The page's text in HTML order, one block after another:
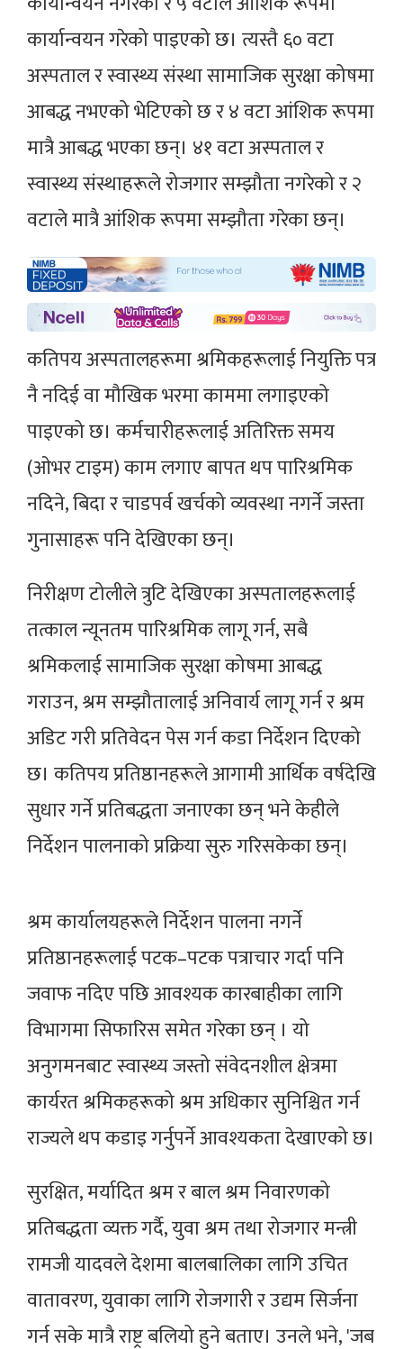
कार्यान्वयन गरेको पाइएको छ। त्यस्तै ६० वटा
अस्पताल र स्वास्थ्य संस्था सामाजिक सुरक्षा कोषमा
आबद्ध नभएको भेटिएको छ र ४ वटा आंशिक रूपमा
मात्रै आबद्ध भएका छन्। ४१ वटा अस्पताल र
स्वास्थ्य संस्थाहरूले रोजगार सम्झौता नगरेको र २
वटाले मात्रै आंशिक रूपमा सम्झौता गरेका छन्।
कतिपय अस्पतालहरूमा श्रमिकहरूलाई नियुक्ति पत्र
नै नदिई वा मौखिक भरमा काममा लगाइएको
पाइएको छ। कर्मचारीहरूलाई अतिरिक्त समय
(ओभर टाइम) काम लगाए बापत थप पारिश्रमिक
नदिने, बिदा र चाडपर्व खर्चको व्यवस्था नगर्ने जस्ता
गुनासाहरू पनि देखिएका छन्।
निरीक्षण टोलीले त्रुटि देखिएका अस्पतालहरूलाई
तत्काल न्यूनतम पारिश्रमिक लागू गर्न, सबै
श्रमिकलाई सामाजिक सुरक्षा कोषमा आबद्ध
गराउन, श्रम सम्झौतालाई अनिवार्य लागू गर्न र श्रम
अडिट गरी प्रतिवेदन पेस गर्न कडा निर्देशन दिएको
छ। कतिपय प्रतिष्ठानहरूले आगामी आर्थिक वर्षदेखि
सुधार गर्ने प्रतिबद्धता जनाएका छन् भने केहीले
निर्देशन पालनाको प्रक्रिया सुरु गरिसकेका छन्।
श्रम कार्यालयहरूले निर्देशन पालना नगर्ने
प्रतिष्ठानहरूलाई पटक–पटक पत्राचार गर्दा पनि
जवाफ नदिए पछि आवश्यक कारबाहीका लागि
विभागमा सिफारिस समेत गरेका छन् । यो
अनुगमनबाट स्वास्थ्य जस्तो संवेदनशील क्षेत्रमा
कार्यरत श्रमिकहरूको श्रम अधिकार सुनिश्चित गर्न
राज्यले थप कडाइ गर्नुपर्ने आवश्यकता देखाएको छ।
सुरक्षित, मर्यादित श्रम र बाल श्रम निवारणको
प्रतिबद्धता व्यक्त गर्दै, युवा श्रम तथा रोजगार मन्त्री
रामजी यादवले देशमा बालबालिका लागि उचित
वातावरण, युवाका लागि रोजगारी र उद्यम सिर्जना
गर्न सके मात्रै राष्ट्र बलियो हुने बताए। उनले भने, 'जब